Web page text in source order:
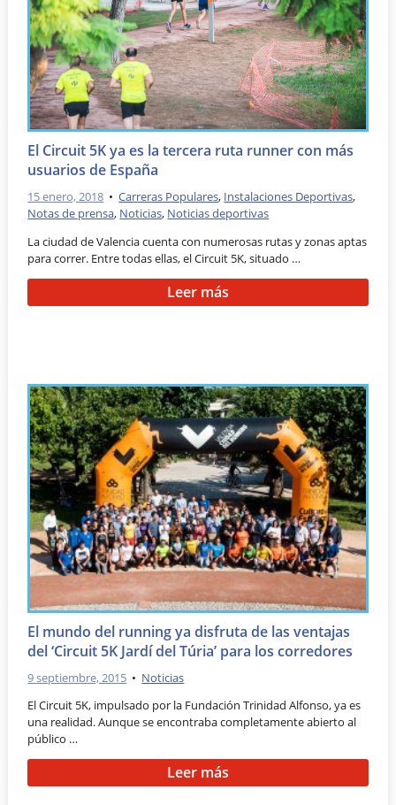
El Circuit 5K ya es la tercera ruta runner con más
usuarios de España
15 enero, 2018 •Carreras Populares, Instalaciones Deportivas,
Notas de prensa, Noticias, Noticias deportivas
La ciudad de Valencia cuenta con numerosas rutas y zonas aptas
para correr. Entre todas ellas, el Circuit 5K, situado …
Leer más
El mundo del running ya disfruta de las ventajas
del ‘Circuit 5K Jardí del Túria’ para los corredores
9 septiembre, 2015 • Noticias
El Circuit 5K, impulsado por la Fundación Trinidad Alfonso, ya es
una realidad. Aunque se encontraba completamente abierto al
público …
Leer más